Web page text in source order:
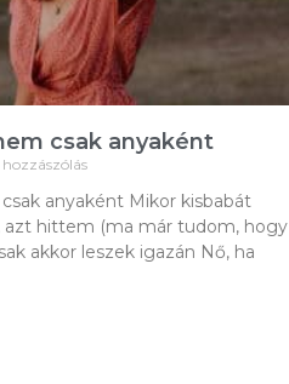
csak anyaként
hozzászólás
anyaként Mikor kisbabát
azt hittem (ma már tudom, hogy
akkor leszek igazán Nő, ha